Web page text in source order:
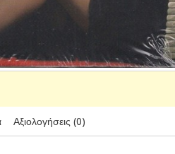
Αξιολογήσεις (0)